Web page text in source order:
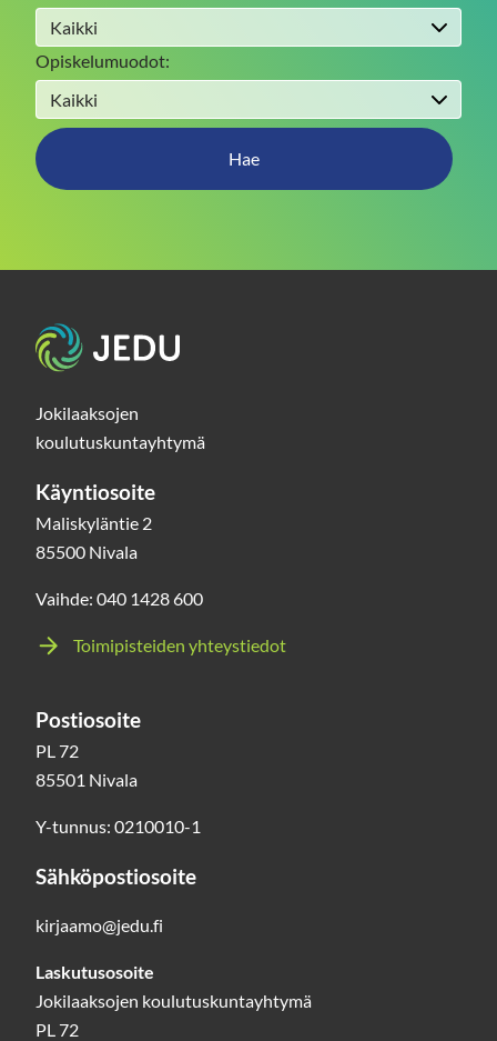
Opiskelumuodot:
Hae
Etusivu
Jokilaaksojen
koulutuskuntayhtymä
Käyntiosoite
Maliskyläntie 2
85500 Nivala
Vaihde: 040 1428 600
Toimipisteiden yhteystiedot
Postiosoite
PL 72
85501 Nivala
Y-tunnus: 0210010-1
Sähköpostiosoite
kirjaamo@jedu.fi
Laskutusosoite
Jokilaaksojen koulutuskuntayhtymä
PL 72